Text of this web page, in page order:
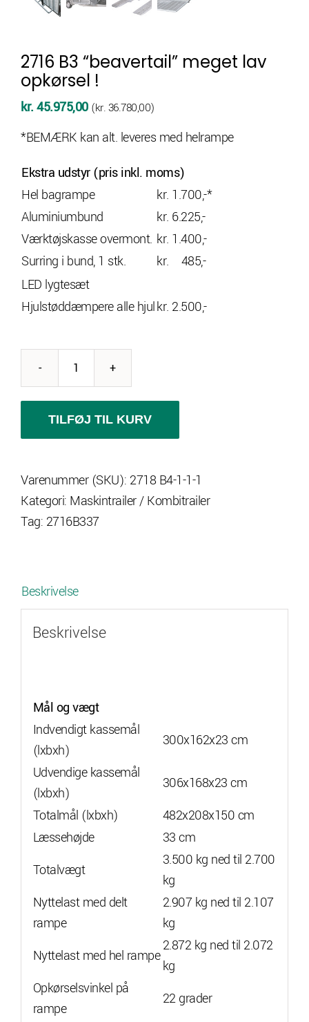
2716 B3 “beavertail” meget lav
opkørsel !
kr.45.975,00 (kr.36.780,00)
*BEMÆRK kan alt. leveres med helrampe
Ekstra udstyr (pris inkl. moms)
Hel bagrampe
kr. 1.700,-*
Aluminiumbund
kr. 6.225,-
Værktøjskasse overmont. kr. 1.400,-
Surring i bund, 1 stk.
kr. 485,-
LED lygtesæt
Hjulstøddæmpere alle hjulkr. 2.500,-
2716
B3
"beavertail"
meget
opkørsel
!
antal
TILFØJ TIL KURV
Varenummer (SKU): 2718 B4-1-1-1
Kategori: Maskintrailer / Kombitrailer
Tag: 2716B337
Beskrivelse
Beskrivelse
Mål og vægt
Indvendigt kassemål
(lxbxh)
300x162x23 cm
Udvendige kassemål
(lxbxh)
306x168x23 cm
Totalmål (lxbxh)
482x208x150 cm
Læssehøjde
33 cm
Totalvægt
3.500 kg ned til 2.700
kg
Nyttelast med delt
rampe
2.907 kg ned til 2.107
kg
Nyttelast med hel rampe
2.872 kg ned til 2.072
kg
Opkørselsvinkel på
rampe
22 grader